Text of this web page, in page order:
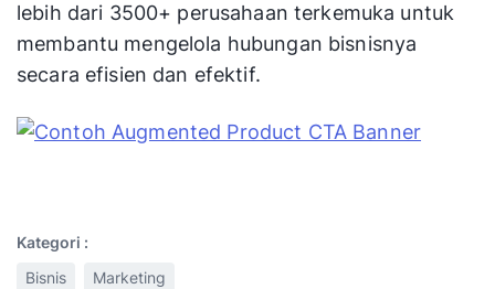
lebih dari 3500+ perusahaan terkemuka untuk
membantu mengelola hubungan bisnisnya
secara efisien dan efektif.
Kategori :
Bisnis
Marketing